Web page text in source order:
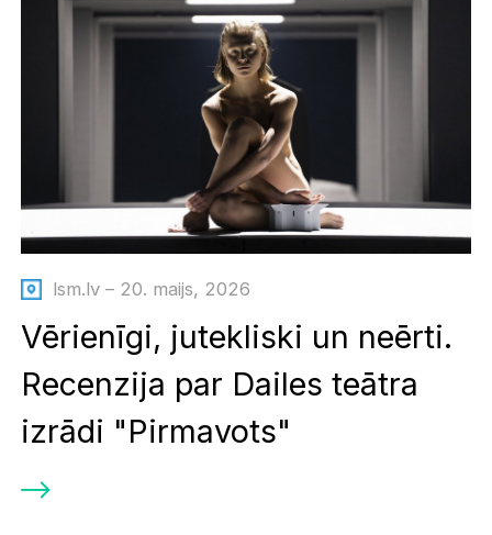
lsm.lv – 20. maijs, 2026
Vērienīgi, jutekliski un neērti.
Recenzija par Dailes teātra
izrādi "Pirmavots"